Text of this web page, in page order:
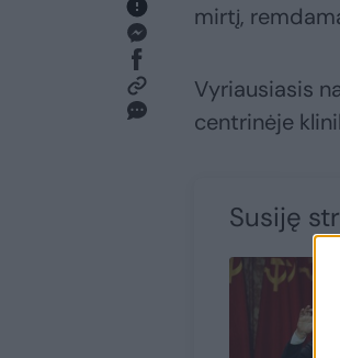
mirtį,
Vyriausiasis
centrinėje
Susiję